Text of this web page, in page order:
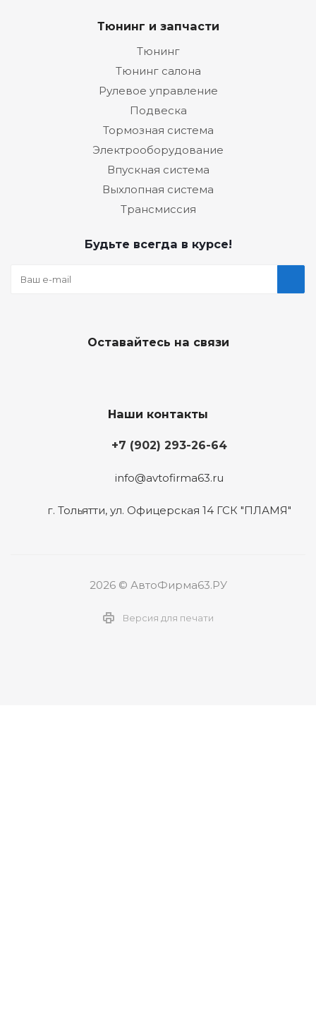
Тюнинг и запчасти
Тюнинг
Тюнинг салона
Рулевое управление
Подвеска
Тормозная система
Электрооборудование
Впускная система
Выхлопная система
Трансмиссия
Будьте всегда в курсе!
Оставайтесь на связи
Наши контакты
+7 (902) 293-26-64
info@avtofirma63.ru
г. Тольятти, ул. Офицерская 14 ГСК "ПЛАМЯ"
2026 © АвтоФирма63.РУ
Версия для печати